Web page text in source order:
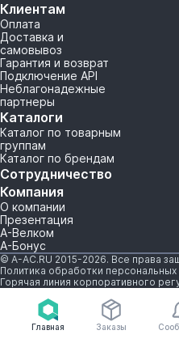
Главная Заказы
Клиентам
Оплата
Доставка и
самовывоз
Гарантия и возврат
Подключение API
Неблагонадежные
партнеры
Каталоги
Каталог по товарным
группам
Каталог по брендам
Сотрудничество
Компания
О компании
Презентация
А-Велком
А-Бонус
© A-AC.RU 2015-2026. Все права
Политика обработки
Горячая линия корпоративного